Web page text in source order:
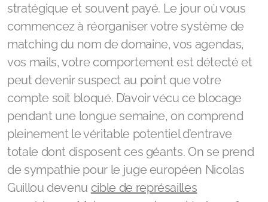
stratégique et souvent payé. Le jour où vous
commencez à réorganiser votre système de
matching du nom de domaine, vos agendas,
vos mails, votre comportement est détecté et
peut devenir suspect au point que votre
compte soit bloqué. D’avoir vécu ce blocage
pendant une longue semaine, on comprend
pleinement le véritable potentiel d’entrave
totale dont disposent ces géants. On se prend
de sympathie pour le juge européen Nicolas
Guillou devenu cible de représailles